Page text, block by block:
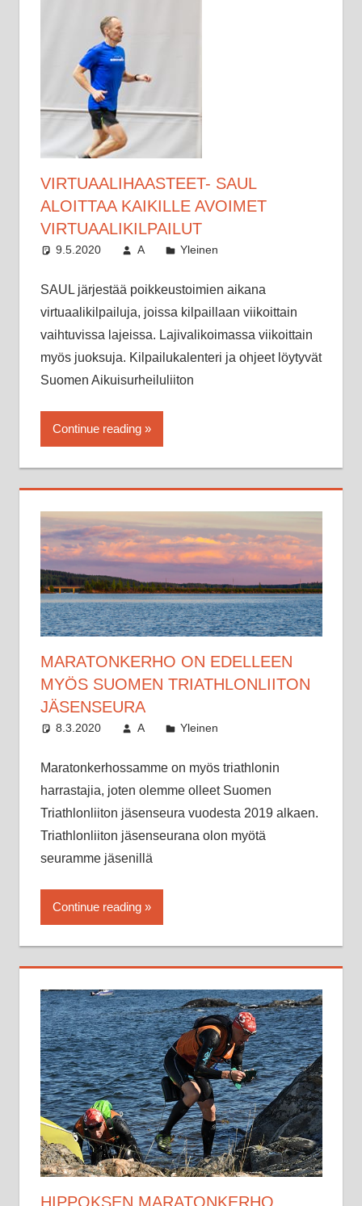
VIRTUAALIHAASTEET- SAUL
ALOITTAA KAIKILLE AVOIMET
VIRTUAALIKILPAILUT
9.5.2020 A Yleinen
SAUL järjestää poikkeustoimien aikana
virtuaalikilpailuja, joissa kilpaillaan viikoittain
vaihtuvissa lajeissa. Lajivalikoimassa viikoittain
myös juoksuja. Kilpailukalenteri ja ohjeet löytyvät
Suomen Aikuisurheiluliiton
Continue reading
MARATONKERHO ON EDELLEEN
MYÖS SUOMEN TRIATHLONLIITON
JÄSENSEURA
8.3.2020 A Yleinen
Maratonkerhossamme on myös triathlonin
harrastajia, joten olemme olleet Suomen
Triathlonliiton jäsenseura vuodesta 2019 alkaen.
Triathlonliiton jäsenseurana olon myötä
seuramme jäsenillä
Continue reading
HIPPOKSEN MARATONKERHO